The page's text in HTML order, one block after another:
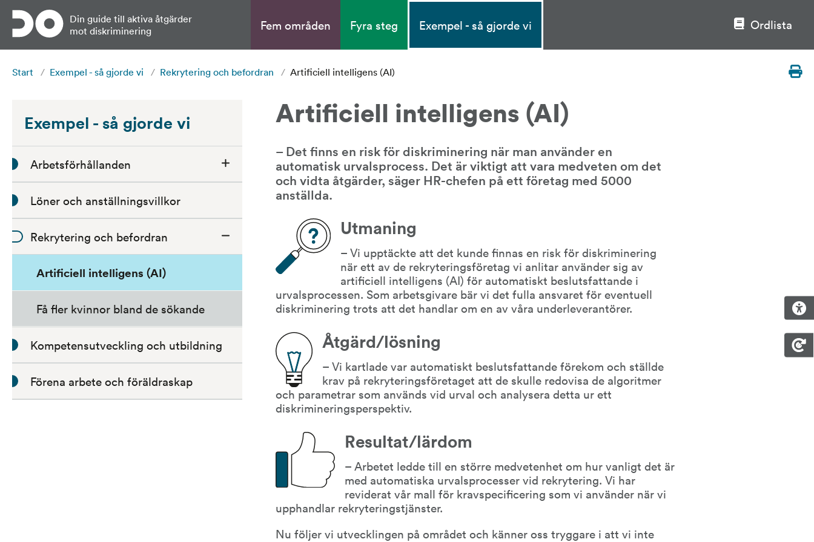
Gå till sidans huvudinnehåll
Din guide till aktiva åtgärder
mot diskriminering
Fem områden Fyra steg Exempel - så gjorde vi Ordlista
Start / Exempel - så gjorde vi / Rekrytering och befordran / Artificiell intelligens (AI)
Exempel - så gjorde vi
Arbetsförhållanden
Löner och anställningsvillkor
Rekrytering och befordran
Artificiell intelligens (AI)
Få fler kvinnor bland de sökande
Kompetensutveckling och utbildning
Förena arbete och föräldraskap
Artificiell intelligens (AI)
– Det finns en risk för diskriminering när man använder en
automatisk urvalsprocess. Det är viktigt att vara medveten om det
och vidta åtgärder, säger HR-chefen på ett företag med 5000
anställda.
Utmaning
– Vi upptäckte att det kunde finnas en risk för diskriminering
när ett av de rekryteringsföretag vi anlitar använder sig av
artificiell intelligens (AI) för automatiskt beslutsfattande i
urvalsprocessen. Som arbetsgivare bär vi det fulla ansvaret för eventuell
diskriminering trots att det handlar om en av våra underleverantörer.
Åtgärd/lösning
– Vi kartlade var automatiskt beslutsfattande förekom och ställde
krav på rekryterings­företaget att de skulle redovisa de algoritmer
och parametrar som används vid urval och analysera detta ur ett
diskrimineringsperspektiv.
Resultat/lärdom
– Arbetet ledde till en större medvetenhet om hur vanligt det är
med automatiska urvalsprocesser vid rekrytering. Vi har
reviderat vår mall för kravspecificering som vi använder när vi
upphandlar rekryteringstjänster.
Nu följer vi utvecklingen på området och känner oss tryggare i att vi inte